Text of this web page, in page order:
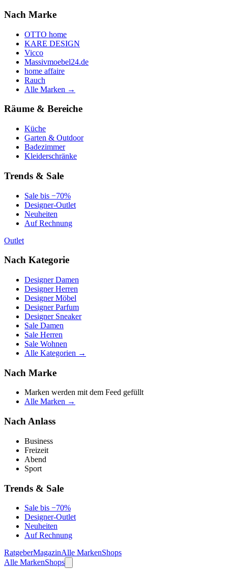
Nach Marke
OTTO home
KARE DESIGN
Vicco
Massivmoebel24.de
home affaire
Rauch
Alle Marken →
Räume & Bereiche
Küche
Garten & Outdoor
Badezimmer
Kleiderschränke
Trends & Sale
Sale bis −70%
Designer-Outlet
Neuheiten
Auf Rechnung
Outlet
Nach Kategorie
Designer Damen
Designer Herren
Designer Möbel
Designer Parfum
Designer Sneaker
Sale Damen
Sale Herren
Sale Wohnen
Alle Kategorien →
Nach Marke
Marken werden mit dem Feed gefüllt
Alle Marken →
Nach Anlass
Business
Freizeit
Abend
Sport
Trends & Sale
Sale bis −70%
Designer-Outlet
Neuheiten
Auf Rechnung
RatgeberMagazinAlle MarkenShops
Alle MarkenShops